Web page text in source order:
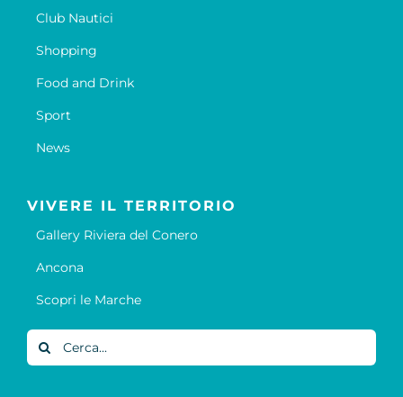
Club Nautici
Shopping
Food and Drink
Sport
News
VIVERE IL TERRITORIO
Gallery Riviera del Conero
Ancona
Scopri le Marche
Cerca
per: